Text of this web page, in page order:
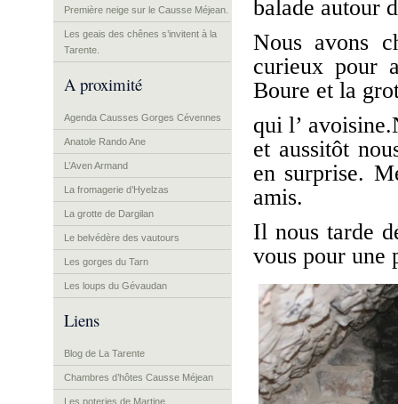
Première neige sur le Causse Méjean.
Les geais des chênes s’invitent à la
Tarente.
A proximité
Agenda Causses Gorges Cévennes
Anatole Rando Ane
L’Aven Armand
La fromagerie d’Hyelzas
La grotte de Dargilan
Le belvédère des vautours
Les gorges du Tarn
Les loups du Gévaudan
Liens
Blog de La Tarente
Chambres d’hôtes Causse Méjean
Les poteries de Martine
balade autour
Nous avons
curieux pour
Boure et la
qui l’
et aussitôt
en surprise.
amis.
Il nous tarde
vous pour une